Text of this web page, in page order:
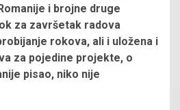
i brojne druge
za završetak radova
rokova, ali i uložena i
za pojedine projekte, o
pisao, niko nije